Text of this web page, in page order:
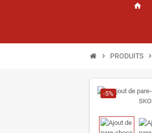
home
chevron_right PRODUITS chevron_right
-5%